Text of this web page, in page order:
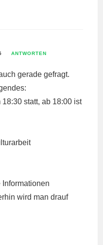
ANTWORTEN
gerade gefragt.
statt, ab 18:00 ist
wird man drauf